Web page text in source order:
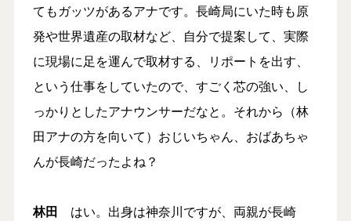
てもガッツがあるアナです。長崎局にいた時も原
発や世界遺産の取材など、自分で提案して、実際
に現場に足を運んで取材する、リポートを出す、
という仕事をしていたので、すごく芯の強い、し
っかりとしたアナウンサーだなと。それから（林
田アナの方を向いて）おじいちゃん、おばあちゃ
んが長崎だったよね？
林田 はい。出身は神奈川ですが、両親が長崎